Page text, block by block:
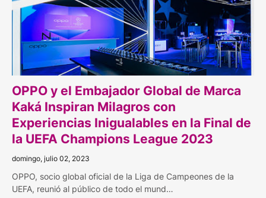
OPPO y el Embajador Global de Marca
Kaká Inspiran Milagros con
Experiencias Inigualables en la Final de
la UEFA Champions League 2023
domingo, julio 02, 2023
OPPO, socio global oficial de la Liga de Campeones de la
UEFA, reunió al público de todo el mund…